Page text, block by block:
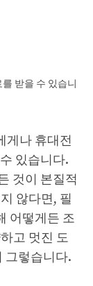
받을 수 있습니
게나 휴대전
있습니다.
것이 본질적
않다면, 필
어떻게든 조
고 멋진 도
그렇습니다.